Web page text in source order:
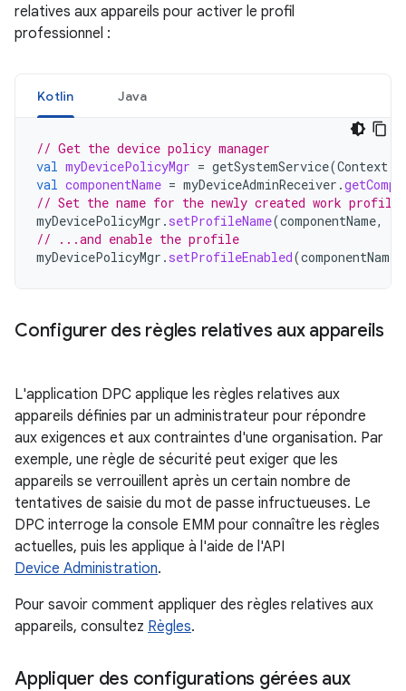
relatives aux appareils pour activer le profil
professionnel :
Kotlin Java
// Get the device policy manager
val myDevicePolicyMgr = getSystemService(Context
val componentName = myDeviceAdminReceiver .
// Set the name for the newly created work profile.
myDevicePolicyMgr . setProfileName(componentName,
// ...and enable the profile
myDevicePolicyMgr . setProfileEnabled(componentName
Configurer des règles relatives aux appareils
L'application DPC applique les règles relatives aux
appareils définies par un administrateur pour répondre
aux exigences et aux contraintes d'une organisation. Par
exemple, une règle de sécurité peut exiger que les
appareils se verrouillent après un certain nombre de
tentatives de saisie du mot de passe infructueuses. Le
DPC interroge la console EMM pour connaître les règles
actuelles, puis les applique à l'aide de l'API
Device Administration.
Pour savoir comment appliquer des règles relatives aux
appareils, consultez Règles.
Appliquer des configurations gérées aux